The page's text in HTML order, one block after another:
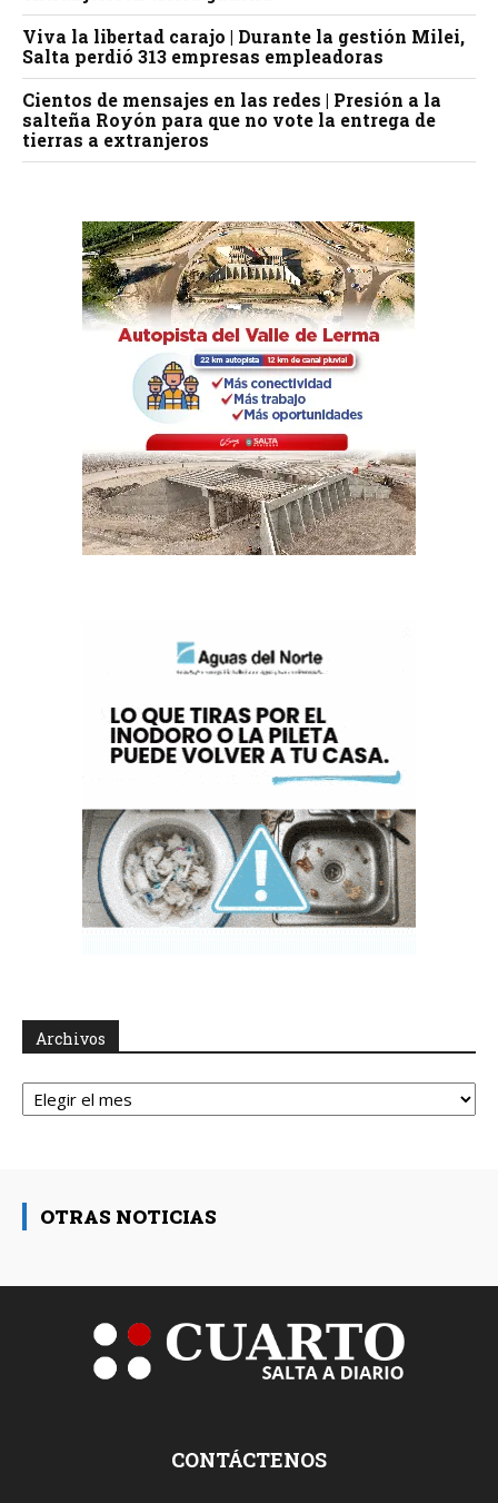
Viva la libertad carajo | Durante la gestión Milei,
Salta perdió 313 empresas empleadoras
Cientos de mensajes en las redes | Presión a la
salteña Royón para que no vote la entrega de
tierras a extranjeros
Archivos
Archivos
OTRAS NOTICIAS
CONTÁCTENOS